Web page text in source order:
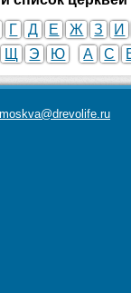
Г Д Е Ж З И
Щ Э Ю A C
moskva@drevolife.ru